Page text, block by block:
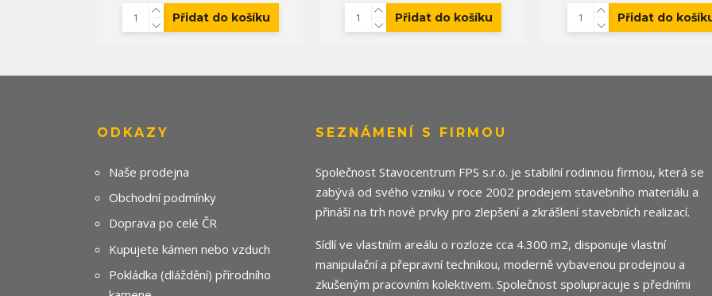
Přidat do košíku Přidat do košíku Přidat do
ODKAZY
Naše prodejna
Obchodní podmínky
Doprava po celé ČR
Kupujete kámen nebo vzduch
Pokládka (dláždění) přírodního
SEZNÁMENÍ S FIRMOU
Společnost Stavocentrum FPS s.r.o. je stabilní rodinnou firmou, která se
zabývá od svého vzniku v roce 2002 prodejem stavebního materiálu a
přináší na trh nové prvky pro zlepšení a zkrášlení stavebních realizací.
Sídlí ve vlastním areálu o rozloze cca 4.300 m2, disponuje vlastní
manipulační a přepravní technikou, moderně vybavenou prodejnou a
zkušeným pracovním kolektivem. Společnost spolupracuje s předními